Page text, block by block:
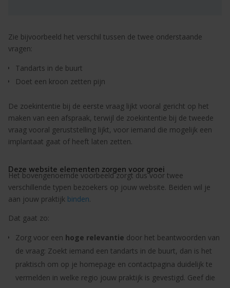
Zie bijvoorbeeld het verschil tussen de twee onderstaande
vragen:
Tandarts in de buurt
Doet een kroon zetten pijn
De zoekintentie bij de eerste vraag lijkt vooral gericht op het
maken van een afspraak, terwijl de zoekintentie bij de tweede
vraag vooral geruststelling lijkt, voor iemand die mogelijk een
implantaat gaat of heeft laten zetten.
Deze website elementen zorgen voor groei
Het bovengenoemde voorbeeld zorgt dus voor twee
verschillende typen bezoekers op jouw website. Beiden wil je
aan jouw praktijk binden.
Dat gaat zo:
Zorg voor een hoge relevantie door het beantwoorden van
de vraag: Zoekt iemand een tandarts in de buurt, dan is het
praktisch om op je homepage en contactpagina duidelijk te
vermelden in welke regio jouw praktijk is gevestigd. Geef die